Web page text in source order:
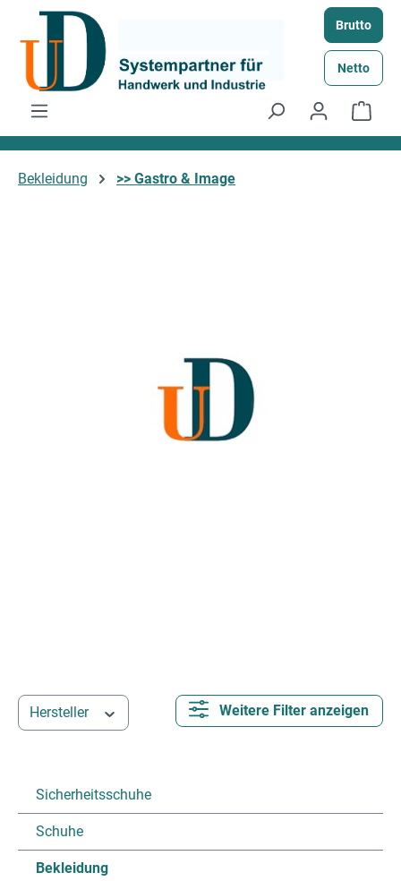
Zum Hauptinhalt springen Brutto
Netto
Bekleidung >> Gastro & Image
Hersteller Weitere Filter anzeigen
Sicherheitsschuhe
Schuhe
Bekleidung